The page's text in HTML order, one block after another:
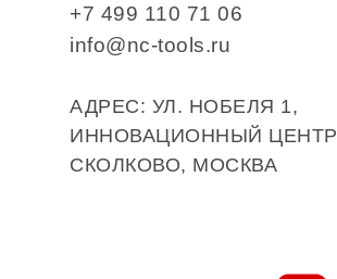
+7 499 110 71 06
info@nc-tools.ru
АДРЕС: УЛ. НОБЕЛЯ 1,
ИННОВАЦИОННЫЙ ЦЕНТР
СКОЛКОВО, МОСКВА